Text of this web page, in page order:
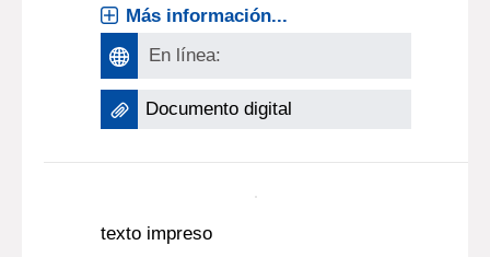
Más información...
En línea:
Documento digital
texto impreso